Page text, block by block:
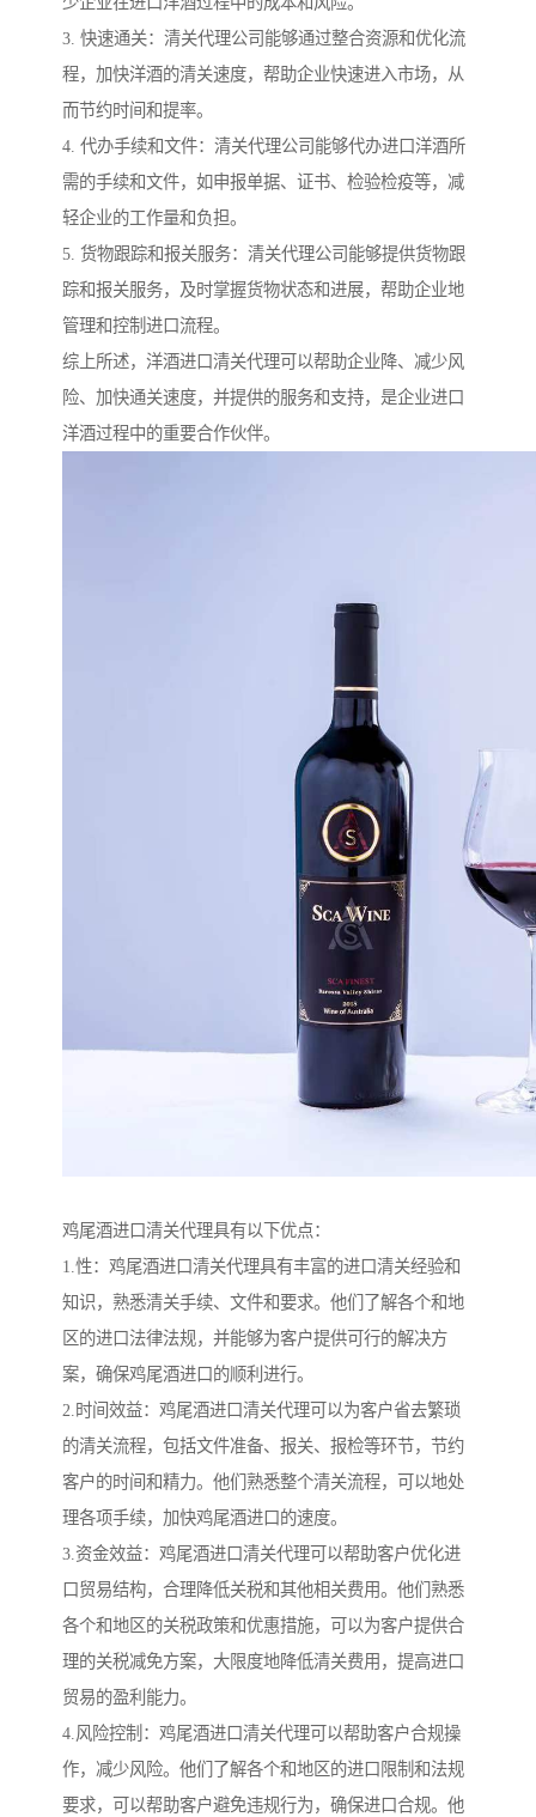
3. 快速通关：清关代理公司能够通过整合资源和优化流
程，加快洋酒的清关速度，帮助企业快速进入市场，从
而节约时间和提率。
4. 代办手续和文件：清关代理公司能够代办进口洋酒所
需的手续和文件，如申报单据、证书、检验检疫等，减
轻企业的工作量和负担。
5. 货物跟踪和报关服务：清关代理公司能够提供货物跟
踪和报关服务，及时掌握货物状态和进展，帮助企业地
管理和控制进口流程。
综上所述，洋酒进口清关代理可以帮助企业降、减少风
险、加快通关速度，并提供的服务和支持，是企业进口
洋酒过程中的重要合作伙伴。
鸡尾酒进口清关代理具有以下优点：
1.性：鸡尾酒进口清关代理具有丰富的进口清关经验和
知识，熟悉清关手续、文件和要求。他们了解各个和地
区的进口法律法规，并能够为客户提供可行的解决方
案，确保鸡尾酒进口的顺利进行。
2.时间效益：鸡尾酒进口清关代理可以为客户省去繁琐
的清关流程，包括文件准备、报关、报检等环节，节约
客户的时间和精力。他们熟悉整个清关流程，可以地处
理各项手续，加快鸡尾酒进口的速度。
3.资金效益：鸡尾酒进口清关代理可以帮助客户优化进
口贸易结构，合理降低关税和其他相关费用。他们熟悉
各个和地区的关税政策和优惠措施，可以为客户提供合
理的关税减免方案，大限度地降低清关费用，提高进口
贸易的盈利能力。
4.风险控制：鸡尾酒进口清关代理可以帮助客户合规操
作，减少风险。他们了解各个和地区的进口限制和法规
要求，可以帮助客户避免违规行为，确保进口合规。他